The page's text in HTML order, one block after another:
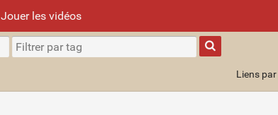
les vidéos
Type 1 or
more
characters
results.
Liens